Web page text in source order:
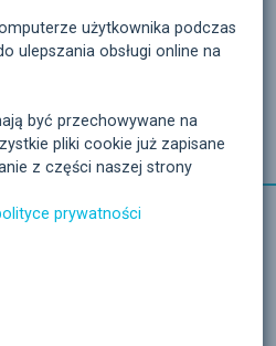
IPMI v. 2.0
użytkownika podczas
ulepszania obsługi online na
być przechowywane na
pliki cookie już zapisane
z części naszej strony
prywatności